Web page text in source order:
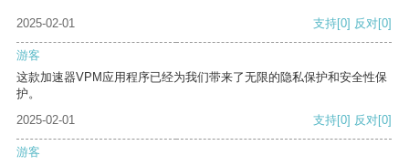
2025-02-01 支持[0] 反对[0]
游客
这款加速器VPM应用程序已经为我们带来了无限的隐私保护和安全性保
护。
2025-02-01
支持[0] 反对[0]
游客